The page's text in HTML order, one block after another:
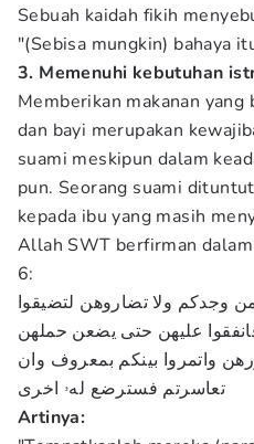
Sebuah kaidah fikih
"(Sebisa mungkin) bahaya
3. Memenuhi kebutuhan
Memberikan makanan yang
dan bayi merupakan
suami meskipun dalam
pun. Seorang suami
kepada ibu yang masih
Allah SWT berfirman
6:
ولا تضاروهن لتضيقوا
عليهن حتى يضعن حملهن
واتمروا بينكم بمعروف وان
تعاسرتم فسترضع لهۥ اخرى
Artinya: